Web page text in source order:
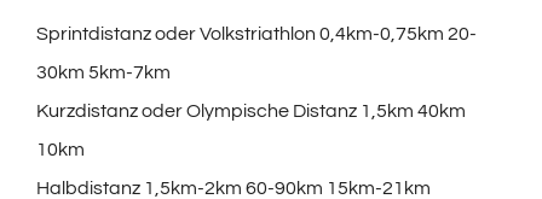
Sprintdistanz oder Volkstriathlon 0,4km-0,75km 20-
30km 5km-7km
Kurzdistanz oder Olympische Distanz 1,5km 40km
10km
Halbdistanz 1,5km-2km 60-90km 15km-21km